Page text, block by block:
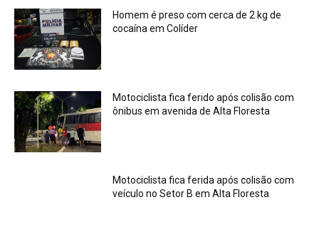
Homem é preso com cerca de 2 kg de
cocaína em Colíder
Motociclista fica ferido após colisão com
ônibus em avenida de Alta Floresta
Motociclista fica ferida após colisão com
veículo no Setor B em Alta Floresta